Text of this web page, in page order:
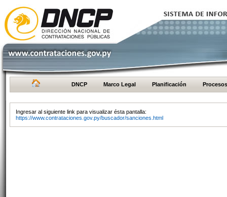
DNCP Marco Legal Planificación Procesos
Ingresar al siguiente link para visualizar ésta pantalla:
https://www.contrataciones.gov.py/buscador/sanciones.html